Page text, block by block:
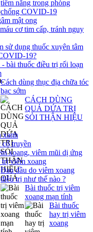
tiềm năng trong phòng
chống COVID-19
mật ong
cơ tim cấp, tránh nguy
sử dụng thuốc xuyên tâm
19?
bài thuốc điều trị rối loạn
Cách dùng thục địa chữa tóc
bạc sớm
CÁCH DÙNG
QUẢ DỨA TRỊ
SỎI THẬN HIỆU
xanh
cổ truyền
xoang, viêm mũi dị ứng
trị viêm xoang
Đau đầu do viêm xoang
điều trị như thế nào ?
Bài thuốc trị viêm
xoang mạn tính
Bài thuốc
hay trị viêm
xoang